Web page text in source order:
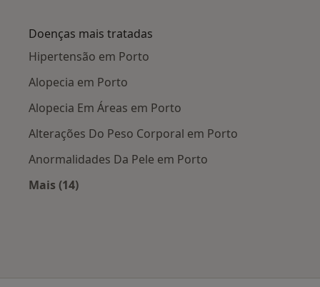
Doenças mais tratadas
Hipertensão em Porto
Alopecia em Porto
Alopecia Em Áreas em Porto
Alterações Do Peso Corporal em Porto
Anormalidades Da Pele em Porto
Mais (14)